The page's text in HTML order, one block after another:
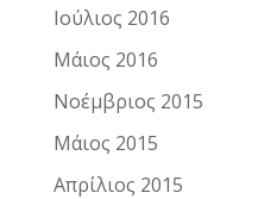
Ιούλιος 2016
Μάιος 2016
Νοέμβριος 2015
Μάιος 2015
Απρίλιος 2015